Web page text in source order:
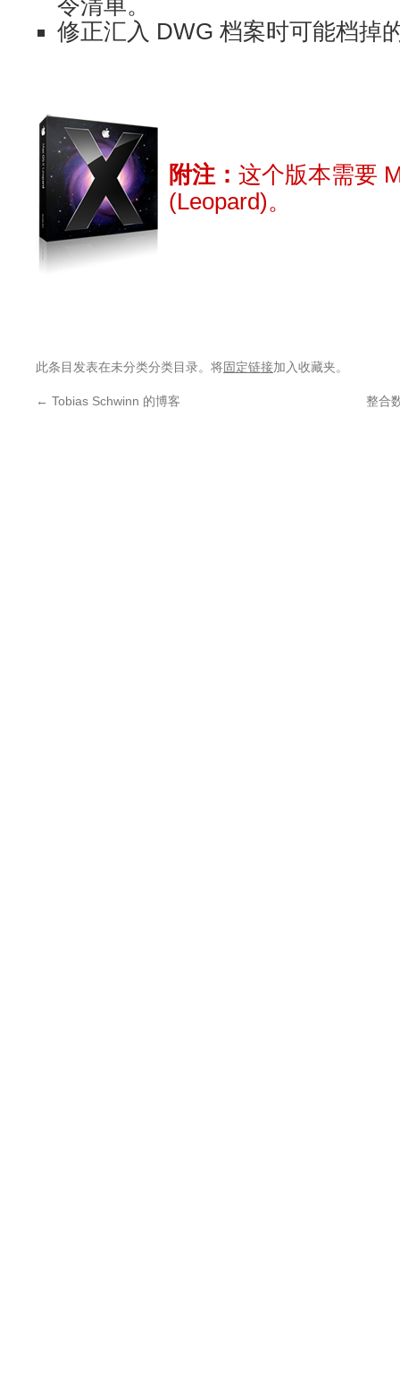
令清单。
修正汇入 DWG 档案时可能档掉
附注： 这个版本需要
(Leopard)。
此条目发表在未分类分类目录。将固定链接加入收藏夹。
← Tobias Schwinn 的博客 整合